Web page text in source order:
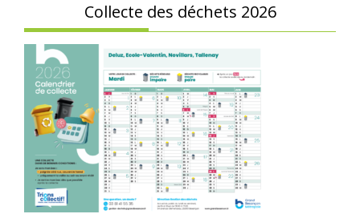
Collecte des déchets 2026